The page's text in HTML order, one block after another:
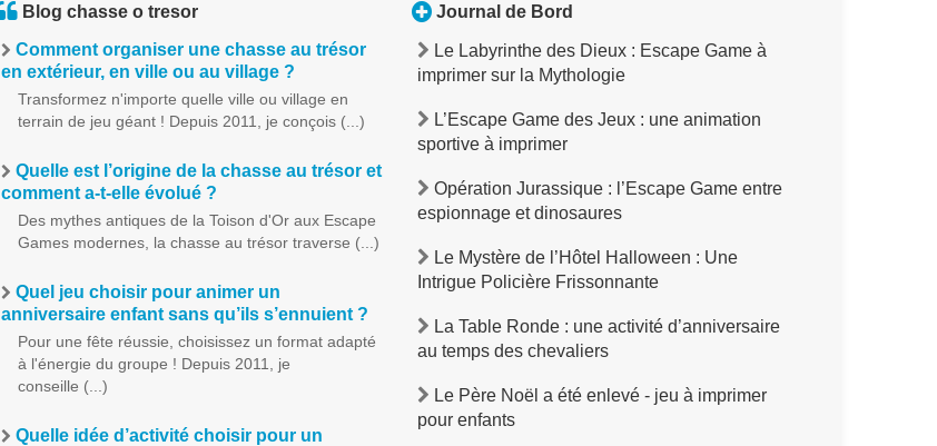
Blog chasse o tresor
Comment organiser une chasse au trésor
en extérieur, en ville ou au village ?
Transformez n'importe quelle ville ou village en
terrain de jeu géant ! Depuis 2011, je conçois (...)
Quelle est l’origine de la chasse au trésor et
comment a-t-elle évolué ?
Des mythes antiques de la Toison d'Or aux Escape
Games modernes, la chasse au trésor traverse (...)
Quel jeu choisir pour animer un
anniversaire enfant sans qu’ils s’ennuient ?
Pour une fête réussie, choisissez un format adapté
à l'énergie du groupe ! Depuis 2011, je
conseille (...)
Quelle idée d’activité choisir pour un
Journal de Bord
Le Labyrinthe des Dieux : Escape Game à
imprimer sur la Mythologie
L’Escape Game des Jeux : une animation
sportive à imprimer
Opération Jurassique : l’Escape Game entre
espionnage et dinosaures
Le Mystère de l’Hôtel Halloween : Une
Intrigue Policière Frissonnante
La Table Ronde : une activité d’anniversaire
au temps des chevaliers
Le Père Noël a été enlevé - jeu à imprimer
pour enfants